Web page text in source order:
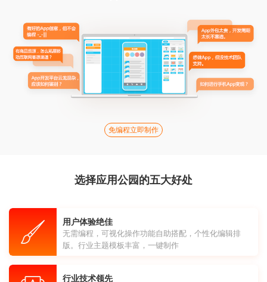
免编程立即制作
选择应用公园的五大好处
用户体验绝佳
无需编程，可视化操作功能自助搭配，个性化编辑排
版。行业主题模板丰富，一键制作
行业技术领先